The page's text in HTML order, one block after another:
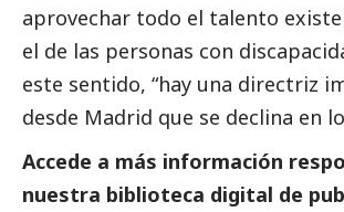
aprovechar todo el talento
el de las personas con
este sentido, “hay una directriz
desde Madrid que se declina en
Accede a más información
nuestra biblioteca digital de